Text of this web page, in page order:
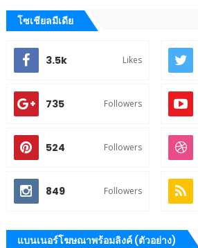
โซเชียลมีเดีย
3.5k Likes
735 Followers
524 Followers
849 Followers
แบนเนอร์โฆษณาพร้อมลิงค์ (ตัวอย่าง)